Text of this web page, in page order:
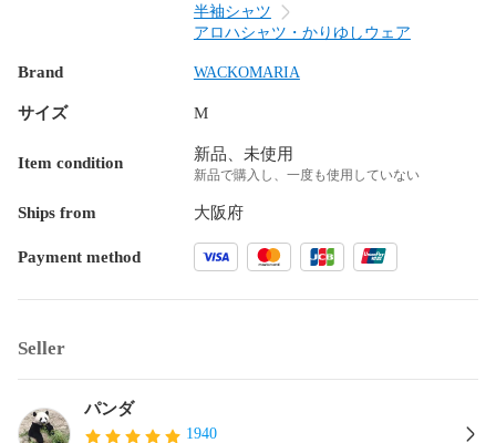
半袖シャツ
アロハシャツ・かりゆしウェア
Brand WACKOMARIA
サイズ M
Item condition 新品、未使用
新品で購入し、一度も使用していない
Ships from 大阪府
Payment method
Seller
パンダ
1940